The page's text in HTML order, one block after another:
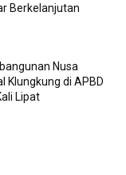
Berkelanjutan
Nusa
Klungkung di APBD
Lipat